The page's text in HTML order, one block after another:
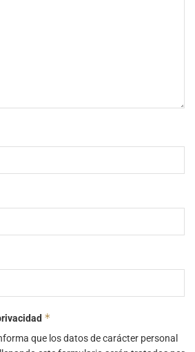
*
que los datos de carácter personal